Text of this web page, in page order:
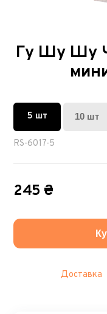
Гу Шу Шу
5 шт 10 шт
RS-6017-5
245 ₴
Доставка